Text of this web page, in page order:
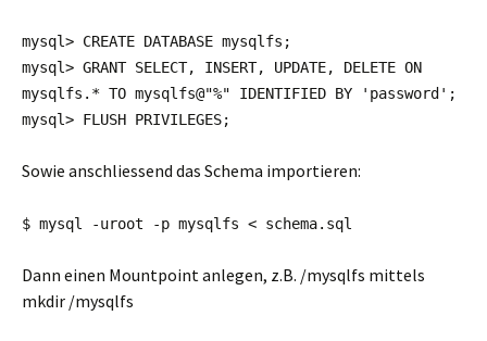
mysql> CREATE DATABASE mysqlfs;
mysql> GRANT SELECT, INSERT, UPDATE, DELETE ON
mysqlfs.* TO mysqlfs@"%" IDENTIFIED BY 'password';
mysql> FLUSH PRIVILEGES;
Sowie anschliessend das Schema importieren:
$ mysql -uroot -p mysqlfs < schema.sql
Dann einen Mountpoint anlegen, z.B. /mysqlfs mittels
mkdir /mysqlfs